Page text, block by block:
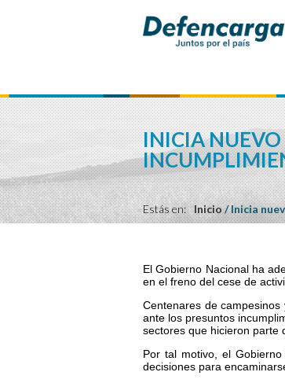
INICIA NUEVO
Estás en: Inicio/Inicia
El Gobierno Nacional ha
en el freno del cese de
Centenares de
ante los presuntos
sectores que hicieron parte
Por tal motivo, el
decisiones para